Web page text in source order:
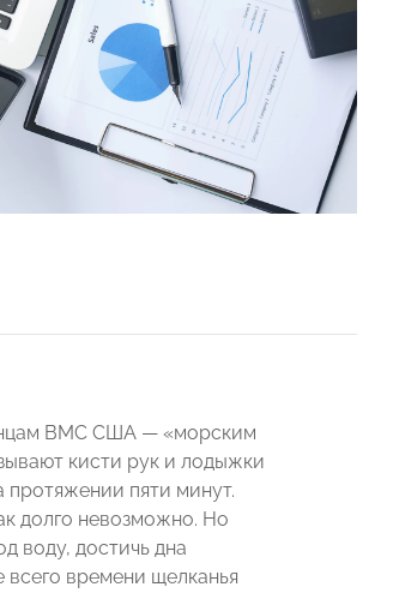
ВМС США — «морским
кисти рук и лодыжки
протяжении пяти минут.
долго невозможно. Но
воду, достичь дна
всего времени щелканья